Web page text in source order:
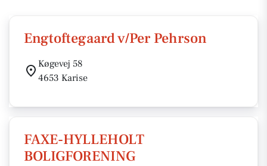
Engtoftegaard v/Per Pehrson
Køgevej 58
4653 Karise
FAXE-HYLLEHOLT
BOLIGFORENING